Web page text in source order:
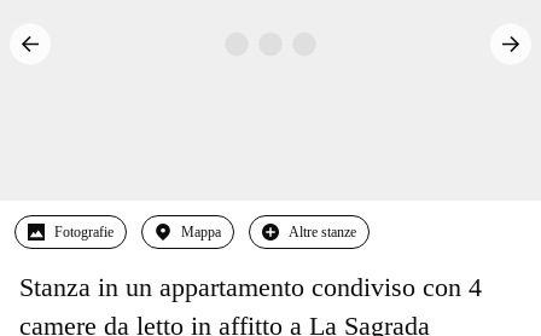
Fotografie Mappa Altre stanze
Stanza in un appartamento condiviso con 4
camere da letto in affitto a La Sagrada